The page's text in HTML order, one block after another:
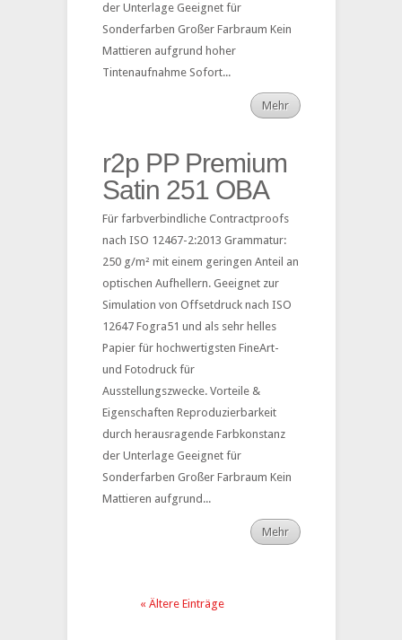
der Unterlage Geeignet für
Sonderfarben Großer Farbraum Kein
Mattieren aufgrund hoher
Tintenaufnahme Sofort...
Mehr
r2p PP Premium
Satin 251 OBA
Für farbverbindliche Contractproofs
nach ISO 12467-2:2013 Grammatur:
250 g/m² mit einem geringen Anteil an
optischen Aufhellern. Geeignet zur
Simulation von Offsetdruck nach ISO
12647 Fogra51 und als sehr helles
Papier für hochwertigsten FineArt-
und Fotodruck für
Ausstellungszwecke. Vorteile &
Eigenschaften Reproduzierbarkeit
durch herausragende Farbkonstanz
der Unterlage Geeignet für
Sonderfarben Großer Farbraum Kein
Mattieren aufgrund...
Mehr
« Ältere Einträge